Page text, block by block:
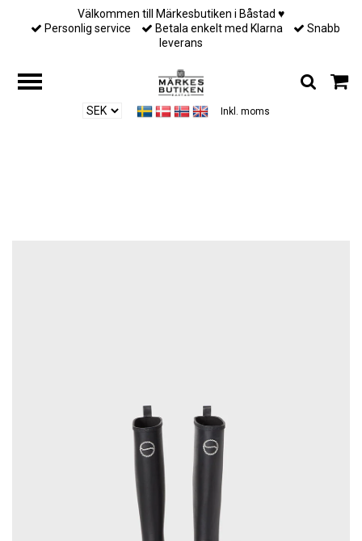
Välkommen till Märkesbutiken i Båstad ♥︎
Personlig service
Betala enkelt med Klarna
Snabb
leverans
Inkl. moms